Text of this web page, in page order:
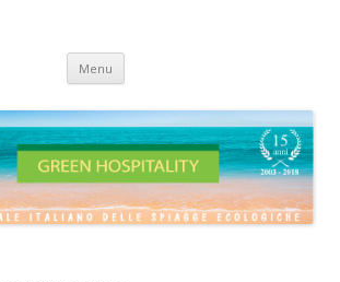
Menu Vai
contenuto